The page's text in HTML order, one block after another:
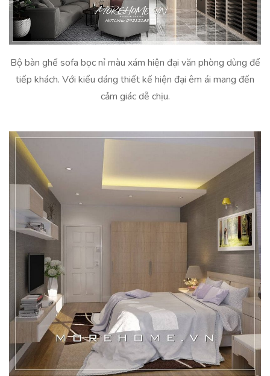
Bộ bàn ghế sofa bọc nỉ màu xám hiện đại văn phòng dùng để
tiếp khách. Với kiểu dáng thiết kế hiện đại êm ái mang đến
cảm giác dễ chịu.